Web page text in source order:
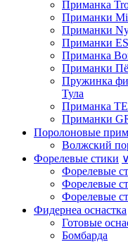
Приманка
Приманки
Приманки
Приманки
Приманка
Приманки
Пружинка
Тула
Приманка
Приманки
Поролоновые
Волжский
Форелевые стики ∨
Форелевые
Форелевые
Форелевые
Фидернеа оснастка
Готовые
Бомбарда